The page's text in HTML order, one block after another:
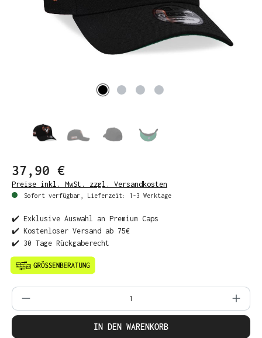
37,90 €
Preise inkl. MwSt. zzgl. Versandkosten
Sofort verfügbar, Lieferzeit: 1-3 Werktage
✔️ Exklusive Auswahl an Premium Caps
✔️ Kostenloser Versand ab 75€
✔️ 30 Tage Rückgaberecht
Produkt Anzahl: Gib den gewünschten
IN DEN WARENKORB